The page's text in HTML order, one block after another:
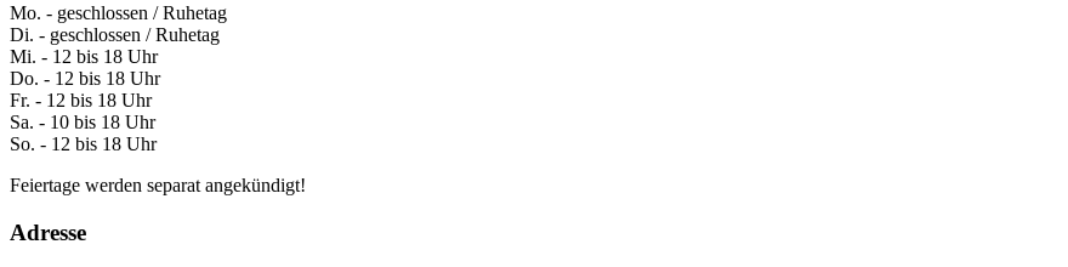
Mo. - geschlossen / Ruhetag
Di. - geschlossen / Ruhetag
Mi. - 12 bis 18 Uhr
Do. - 12 bis 18 Uhr
Fr. - 12 bis 18 Uhr
Sa. - 10 bis 18 Uhr
So. - 12 bis 18 Uhr
Feiertage werden separat angekündigt!
Adresse